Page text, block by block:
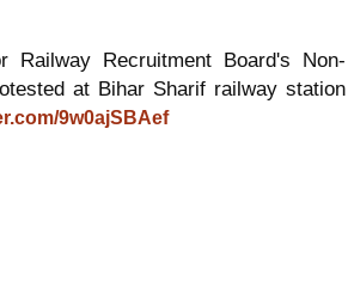
Railway Recruitment Board's Non-
at Bihar Sharif railway station
9w0ajSBAef